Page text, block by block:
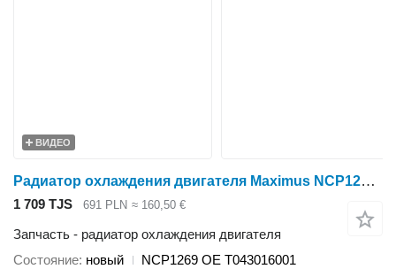
ВИДЕО
Радиатор охлаждения двигателя Maximus NCP1269 для минитрактора Kubota MINITRAKTOR
1 709 TJS 691 PLN ≈ 160,50 €
Запчасть - радиатор охлаждения двигателя
Состояние новый
NCP1269 OE T043016001